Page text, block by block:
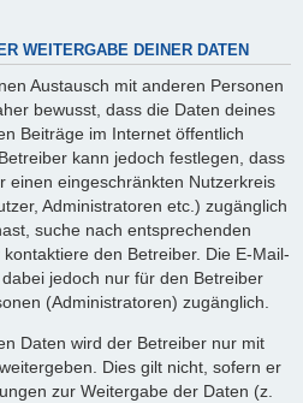
WEITERGABE DEINER DATEN
Austausch mit anderen Personen
bewusst, dass die Daten deines
Beiträge im Internet öffentlich
kann jedoch festlegen, dass
einen eingeschränkten Nutzerkreis
Administratoren etc.) zugänglich
suche nach entsprechenden
den Betreiber. Die E-Mail-
jedoch nur für den Betreiber
(Administratoren) zugänglich.
Daten wird der Betreiber nur mit
Dies gilt nicht, sofern er
zur Weitergabe der Daten (z.